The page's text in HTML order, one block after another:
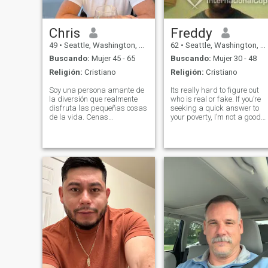
Chris
49 • Seattle, Washington, Estados Unidos
Buscando: Mujer 45 - 65
Religión: Cristiano
Soy una persona amante de
la diversión que realmente
disfruta las pequeñas cosas
de la vida. Cenas
relajarse. Me encanta viajar
y explorar nuevos lugares,
especialmente dar largos
paseos por la playa al
atardecer. También disfruto
sentado en un columpio,
viendo las montañas y los
ciervos salir a jugar por la
noche. Baile lento en la cocina
:)
Freddy
62 • Seattle, Washington, Estados Unidos
Buscando: Mujer 30 - 48
Religión: Cristiano
Its really hard to figure out
who is real or fake. If you’re
seeking a quick answer to
your poverty, I’m not a good
believe in a good friendship
that can creates a sou